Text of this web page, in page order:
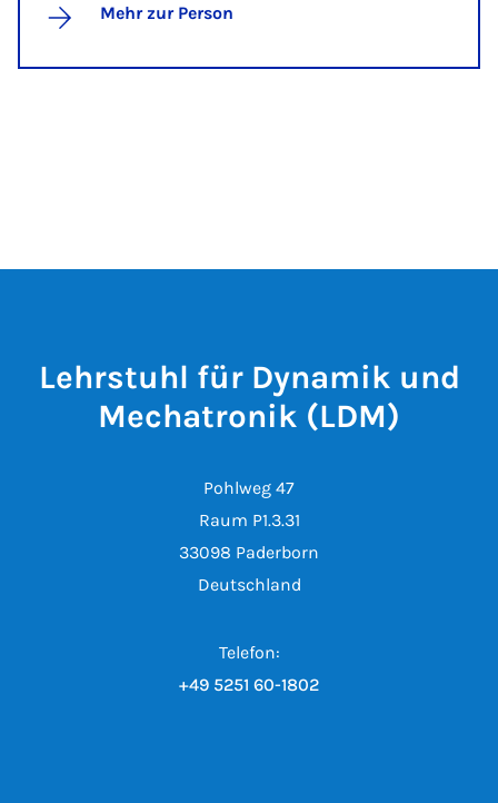
Mehr zur Person
Lehrstuhl für Dynamik und
Mechatronik (LDM)
Pohlweg 47
Raum P1.3.31
33098 Paderborn
Deutschland
Telefon:
+49 5251 60-1802